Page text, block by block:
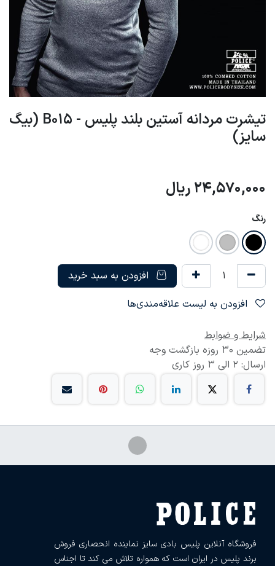
تیشرت مردانه آستین بلند پلیس - B015 (بیگ
سایز)
24,570,000 ریال
رنگ
افزودن به سبد خرید
شرایط و ضوابط
تضمین 30 روزه بازگشت وجه
ارسال: 2 الی 3 روز کاری
فروشگاه آنلاین پلیس بادی سایز نماینده انحصاری فروش
برند پلیس در ایران است که همواره تلاش می کند تا اجناس